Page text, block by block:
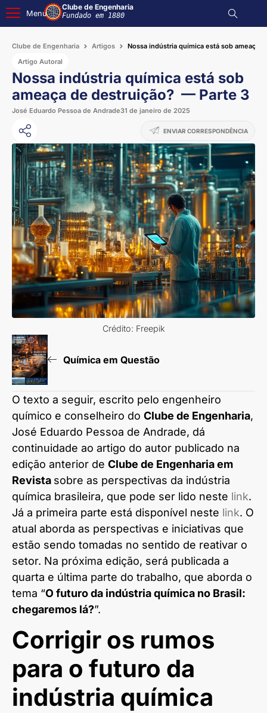
Menu
Clube de Engenharia
Fundado em 1880
Clube de Engenharia Artigos
Nossa indústria química está sob ameaça
Artigo Autoral
Nossa indústria química está sob
ameaça de destruição? — Parte 3
José Eduardo Pessoa de Andrade31 de janeiro de 2025
ENVIAR CORRESPONDÊNCIA
Crédito: Freepik
Química em Questão
O texto a seguir, escrito pelo engenheiro
químico e conselheiro do Clube de Engenharia,
José Eduardo Pessoa de Andrade, dá
continuidade ao artigo do autor publicado na
edição anterior de Clube de Engenharia em
Revista sobre as perspectivas da indústria
química brasileira, que pode ser lido neste link.
Já a primeira parte está disponível neste link. O
atual aborda as perspectivas e iniciativas que
estão sendo tomadas no sentido de reativar o
setor. Na próxima edição, será publicada a
quarta e última parte do trabalho, que aborda o
tema “O futuro da indústria química no Brasil:
chegaremos lá?”.
Corrigir os rumos
para o futuro da
indústria química